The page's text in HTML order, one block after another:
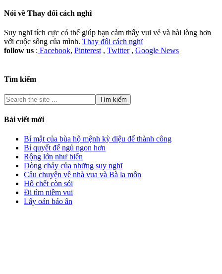
Nói về Thay đổi cách nghĩ
Suy nghĩ tích cực có thể giúp bạn cảm thấy vui vẻ và hài lòng hơn
với cuộc sống của mình. Thay đổi cách nghĩ
follow us : Facebook, Pinterest , Twitter, Google News
Tìm kiếm
Bài viết mới
Bí mật của bùa hộ mệnh kỳ diệu để thành công
Bí quyết để ngủ ngon hơn
Rộng lớn như biển
Dòng chảy của những suy nghĩ
Câu chuyện về nhà vua và Bà la môn
Hổ chết còn sói
Đi tìm niềm vui
Lấy oán báo ân